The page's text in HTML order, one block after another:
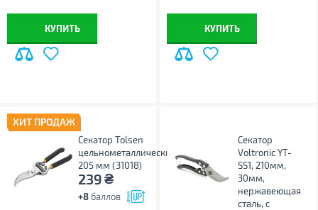
КУПИТЬ КУПИТЬ
ХИТ ПРОДАЖ
Секатор Tolsen
цельнометаллический
205 мм (31018)
239₴
+8 баллов
Секатор
Voltronic YT-
SS1, 210мм,
30мм,
нержавеющая
сталь, с